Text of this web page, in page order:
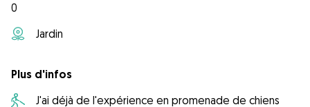
0
Jardin
Plus d'infos
J'ai déjà de l'expérience en promenade de chiens